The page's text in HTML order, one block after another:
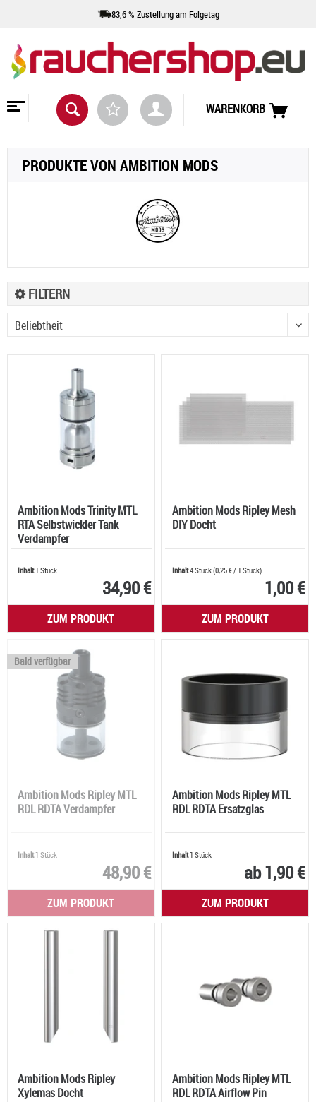
83,6 % Zustellung am Folgetag
WARENKORB
PRODUKTE VON AMBITION MODS
FILTERN
Ambition Mods Trinity MTL
RTA Selbstwickler Tank
Verdampfer
Inhalt1 Stück
34,90 €
ZUM PRODUKT
Ambition Mods Ripley Mesh
DIY Docht
Inhalt4 Stück(0,25 €/ 1 Stück)
1,00 €
ZUM PRODUKT
Bald verfügbar
Ambition Mods Ripley MTL
RDL RDTA Verdampfer
Inhalt1 Stück
48,90 €
ZUM PRODUKT
Ambition Mods Ripley MTL
RDL RDTA Ersatzglas
Inhalt1 Stück
ab 1,90 €
ZUM PRODUKT
Ambition Mods Ripley
Xylemas Docht
Ambition Mods Ripley MTL
RDL RDTA Airflow Pin